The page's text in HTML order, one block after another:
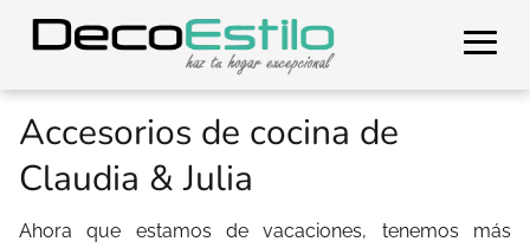
Accesorios de cocina de
Claudia & Julia
Ahora que estamos de vacaciones, tenemos más